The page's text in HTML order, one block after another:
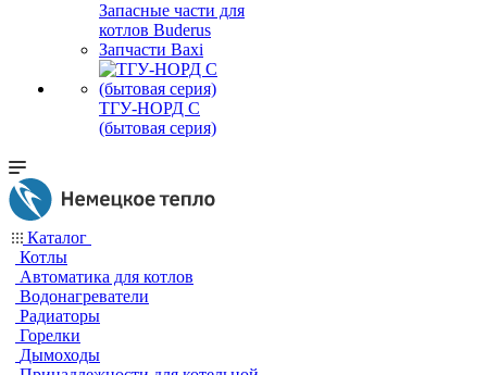
Запасные части для
котлов Buderus
Запчасти Baxi
ТГУ-НОРД С
(бытовая серия)
Каталог
Котлы
Автоматика для котлов
Водонагреватели
Радиаторы
Горелки
Дымоходы